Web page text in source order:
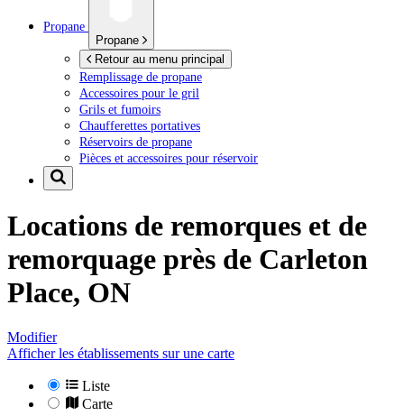
Propane
Propane
Retour au menu principal
Remplissage de propane
Accessoires pour le gril
Grils et fumoirs
Chaufferettes portatives
Réservoirs de propane
Pièces et accessoires pour réservoir
Locations de remorques et de
remorquage près de Carleton
Place, ON
Modifier
Afficher les établissements sur une carte
Liste
Carte